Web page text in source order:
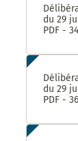
du 29
PDF -
du 29
PDF -